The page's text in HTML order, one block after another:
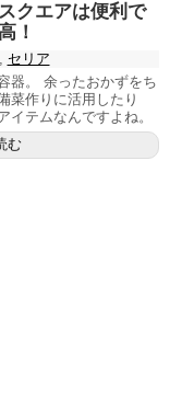
クエアは便利で
！
セリア
器。 余ったおかずをち
菜作りに活用したり
イテムなんですよね。
む